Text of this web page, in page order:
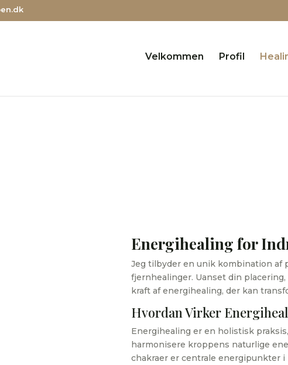
Velkommen Profil
Energihealing for
Jeg tilbyder en unik kombination af
fjernhealinger. Uanset din
kraft af energihealing, der kan
Hvordan Virker
Energihealing er en holistisk
harmonisere kroppens naturlige
chakraer er centrale energipunkter